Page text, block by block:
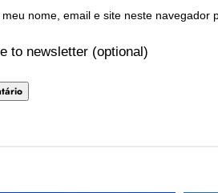
nome, email e site neste navegador
to newsletter (optional)